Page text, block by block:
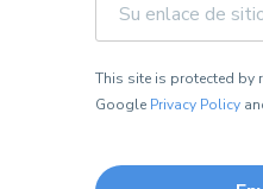
This site is protected by
Google Privacy Policy